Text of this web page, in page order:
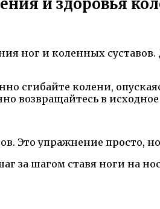
и здоровья
ног и коленных
сгибайте колени,
возвращайтесь в
Это упражнение просто,
за шагом ставя ноги на